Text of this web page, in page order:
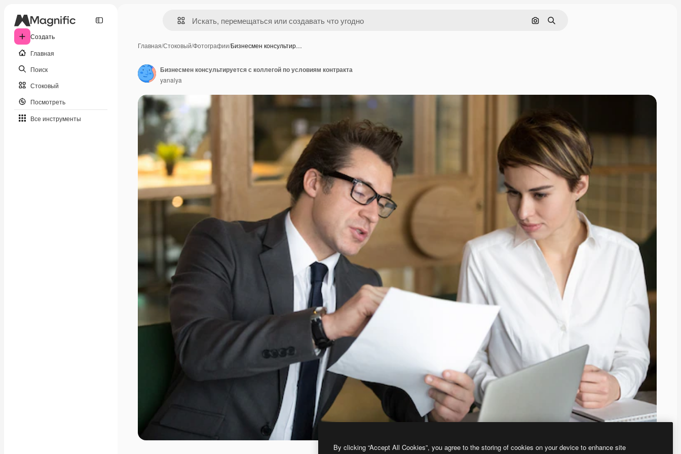
Создать
Главная
Поиск
Стоковый
Посмотреть
Все инструменты
Поиск по изображению
Поиск
Главная/Стоковый/Фотографии/Бизнесмен консультир…
Бизнесмен консультируется с коллегой по условиям контракта
yanalya
By clicking “Accept All Cookies”, you agree to the storing of cookies on your device to enhance site